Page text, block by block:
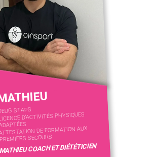
STAPS
D’ACTIVITÉS PHYSIQUES
DE FORMATION AUX
PREMIERS SECOURS
MATHIEU COACH ET DIÉTÉTICIEN